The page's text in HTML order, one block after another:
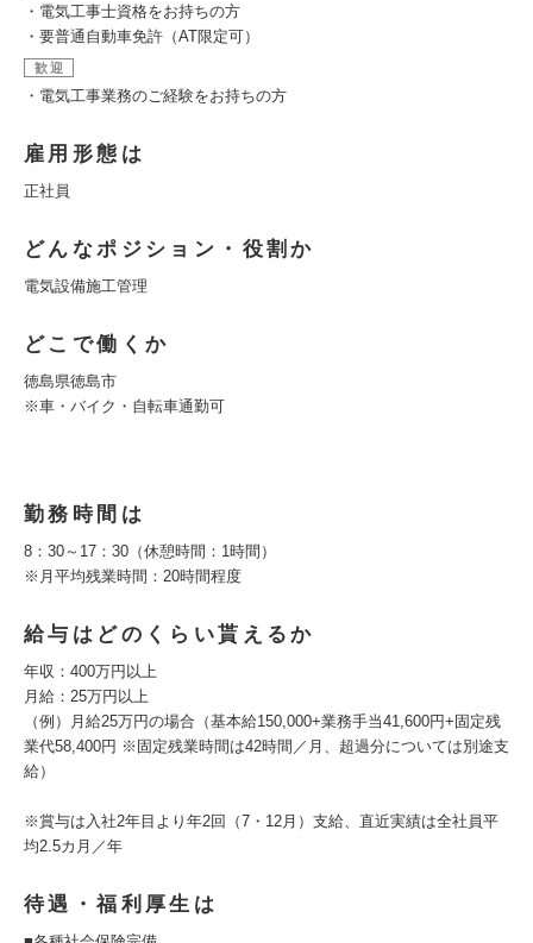
・電気工事士資格をお持ちの方
・要普通自動車免許（AT限定可）
歓迎
・電気工事業務のご経験をお持ちの方
雇用形態は
正社員
どんなポジション・役割か
電気設備施工管理
どこで働くか
徳島県徳島市
※車・バイク・自転車通勤可
勤務時間は
8：30～17：30（休憩時間：1時間）
※月平均残業時間：20時間程度
給与はどのくらい貰えるか
年収：400万円以上
月給：25万円以上
（例）月給25万円の場合（基本給150,000+業務手当41,600円+固定残
業代58,400円 ※固定残業時間は42時間／月、超過分については別途支
給）
※賞与は入社2年目より年2回（7・12月）支給、直近実績は全社員平
均2.5カ月／年
待遇・福利厚生は